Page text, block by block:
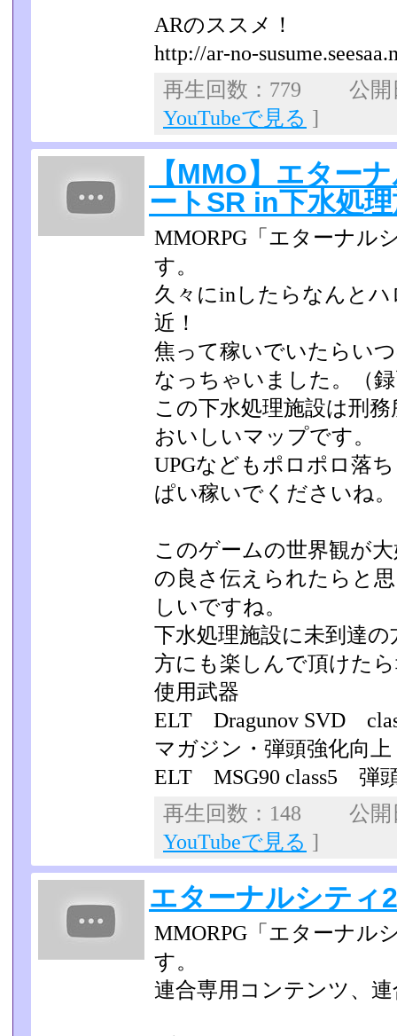
ARのススメ！
http://ar-no-
再生回数：779 公
YouTubeで見る ]
【MMO】エター
ートSR in下水処
MMORPG「エターナル
す。
久々にinしたらなんと
近！
焦って稼いでいたらい
なっちゃいました。（
この下水処理施設は刑
おいしいマップです。
UPGなどもポロポロ落
ぱい稼いでくださいね。
このゲームの世界観が
の良さ伝えられたらと
しいですね。
下水処理施設に未到達
方にも楽しんで頂けた
使用武器
ELT Dragunov SVD
マガジン・弾頭強化向上
ELT MSG90 class5 弾
再生回数：148 公
YouTubeで見る ]
エターナルシテ
MMORPG「エターナル
す。
連合専用コンテンツ、